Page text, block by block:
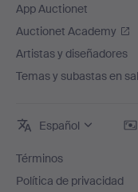
App Auctionet
Auctionet Academy
Artistas y diseñadores
Temas y subastas en
Español
Términos
Política de privacidad